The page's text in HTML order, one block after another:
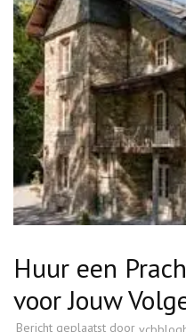
Huur een
voor Jouw
Bericht geplaatst door